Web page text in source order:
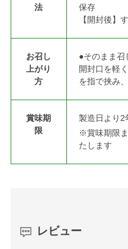
法
保存
【開封後】
お召し
上がり
方
●そのまま召
開封口を軽
を指で挟み
賞味期
限
製造日より2
※賞味期限
たします
レビュー